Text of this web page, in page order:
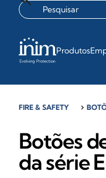
Produtos
FIRE & SAFETY chevron_right
Botões
da série